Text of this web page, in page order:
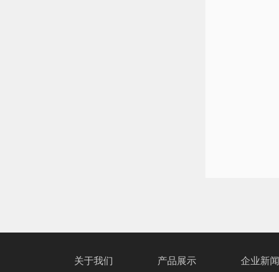
关于我们 产品展示 企业新闻